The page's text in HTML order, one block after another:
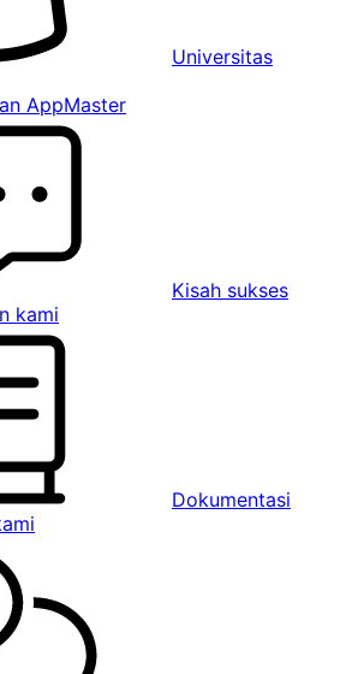
Universitas
AppMaster
Kisah sukses
kami
Dokumentasi